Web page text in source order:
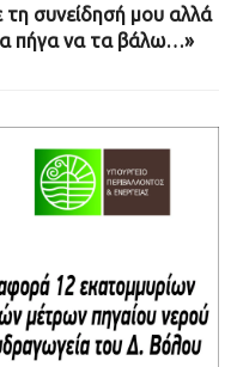
τη συνείδησή μου αλλά
πήγα να τα βάλω…»